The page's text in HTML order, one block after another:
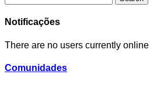
for:
Notificações
There are no users currently online
Comunidades